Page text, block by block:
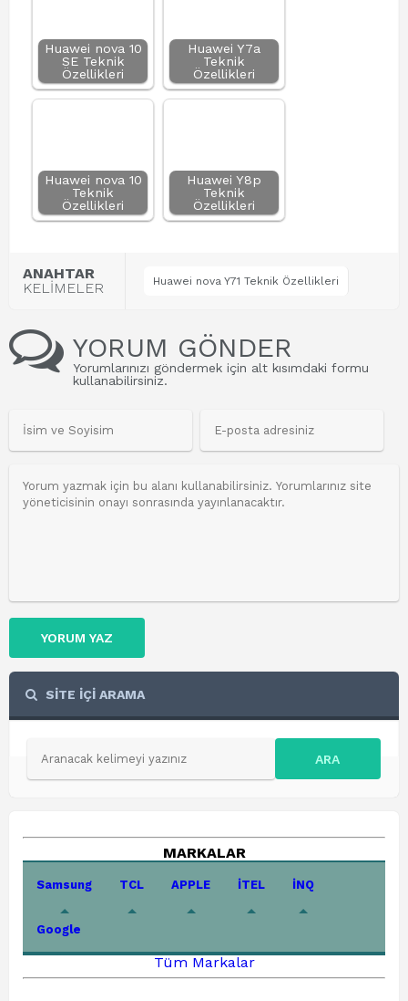
Huawei nova 10
SE Teknik
Özellikleri
Huawei Y7a
Teknik
Özellikleri
Huawei nova 10
Teknik
Özellikleri
Huawei Y8p
Teknik
Özellikleri
ANAHTAR
KELİMELER
Huawei nova Y71 Teknik Özellikleri
YORUM GÖNDER
Yorumlarınızı göndermek için alt kısımdaki formu
kullanabilirsiniz.
YORUM YAZ
SİTE İÇİ ARAMA
ARA
MARKALAR
Samsung TCL APPLE İTEL İNQ
Google
Tüm Markalar